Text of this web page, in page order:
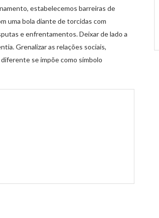
estabelecemos barreiras de
uma bola diante de torcidas com
e enfrentamentos. Deixar de lado a
Grenalizar as relações sociais,
se impõe como símbolo